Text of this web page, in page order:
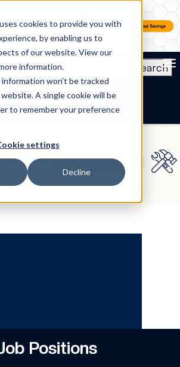
cookies to provide you with
by enabling us to
of our website. View our
information.
won’t be tracked
A single cookie will be
to remember your preference
settings
Decline
Search
ES
Positions